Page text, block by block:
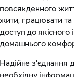
повсякденного
жити, працювати
доступ до
домашнього
Надійне з’єднання
необхідну